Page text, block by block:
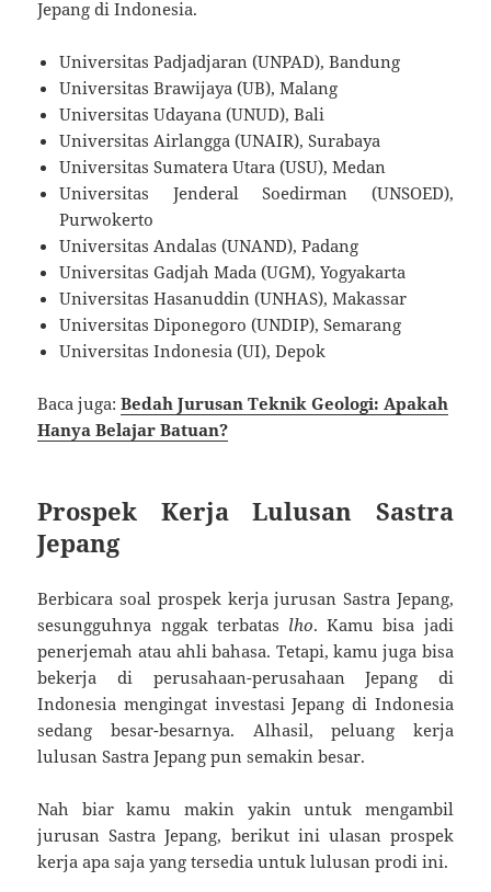
Jepang di Indonesia.
Universitas Padjadjaran (UNPAD), Bandung
Universitas Brawijaya (UB), Malang
Universitas Udayana (UNUD), Bali
Universitas Airlangga (UNAIR), Surabaya
Universitas Sumatera Utara (USU), Medan
Universitas Jenderal Soedirman (UNSOED),
Purwokerto
Universitas Andalas (UNAND), Padang
Universitas Gadjah Mada (UGM), Yogyakarta
Universitas Hasanuddin (UNHAS), Makassar
Universitas Diponegoro (UNDIP), Semarang
Universitas Indonesia (UI), Depok
Baca juga:Bedah Jurusan Teknik Geologi: Apakah
Hanya Belajar Batuan?
Prospek Kerja Lulusan Sastra
Jepang
Berbicara soal prospek kerja jurusan Sastra Jepang,
sesungguhnya nggak terbatas lho. Kamu bisa jadi
penerjemah atau ahli bahasa. Tetapi, kamu juga bisa
bekerja di perusahaan-perusahaan Jepang di
Indonesia mengingat investasi Jepang di Indonesia
sedang besar-besarnya. Alhasil, peluang kerja
lulusan Sastra Jepang pun semakin besar.
Nah biar kamu makin yakin untuk mengambil
jurusan Sastra Jepang, berikut ini ulasan prospek
kerja apa saja yang tersedia untuk lulusan prodi ini.